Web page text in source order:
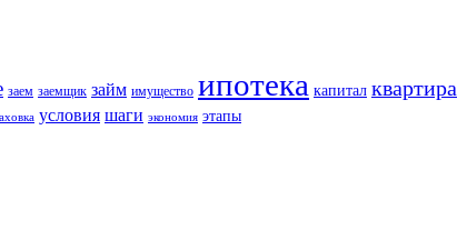
заем заемщик займ имущество ипотека капитал квартира
условия шаги экономия этапы